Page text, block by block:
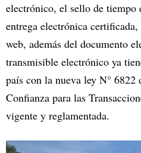
electrónico, el sello de
entrega electrónica
web, además del documento
transmisible electrónico ya
país con la nueva ley N° 6822
Confianza para las
vigente y reglamentada.